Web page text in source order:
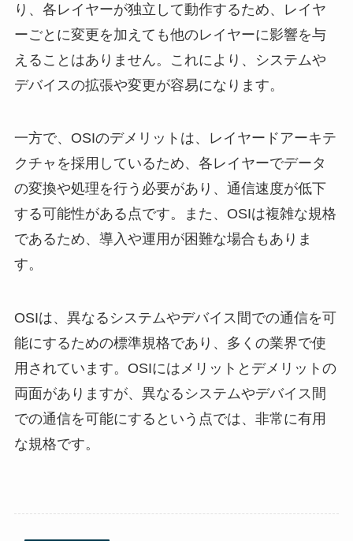
り、各レイヤーが独立して動作するため、レイヤ
ーごとに変更を加えても他のレイヤーに影響を与
えることはありません。これにより、システムや
デバイスの拡張や変更が容易になります。
一方で、OSIのデメリットは、レイヤードアーキテ
クチャを採用しているため、各レイヤーでデータ
の変換や処理を行う必要があり、通信速度が低下
する可能性がある点です。また、OSIは複雑な規格
であるため、導入や運用が困難な場合もありま
す。
OSIは、異なるシステムやデバイス間での通信を可
能にするための標準規格であり、多くの業界で使
用されています。OSIにはメリットとデメリットの
両面がありますが、異なるシステムやデバイス間
での通信を可能にするという点では、非常に有用
な規格です。